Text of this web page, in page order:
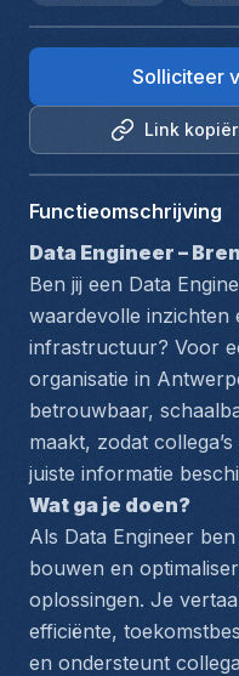
Link
Solliciteer
Functieomschrijving
Data Engineer –
Ben jij een Data
waardevolle inzichten
infrastructuur? Voor
organisatie in
betrouwbaar,
maakt, zodat
juiste informatie
Wat ga je doen?
Als Data Engineer
bouwen en
oplossingen. Je
efficiënte,
en ondersteunt